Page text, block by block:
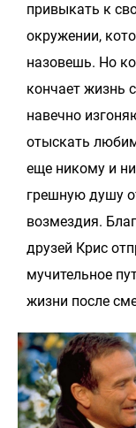
привыкать к
окружении,
назовешь. Но
кончает жизнь
навечно
отыскать
еще никому и
грешную душу
возмездия.
друзей Крис
мучительное
жизни после